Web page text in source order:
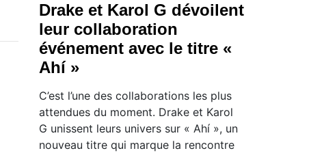
Drake et Karol G dévoilent
leur collaboration
événement avec le titre «
Ahí »
C’est l’une des collaborations les plus
attendues du moment. Drake et Karol
G unissent leurs univers sur « Ahí », un
nouveau titre qui marque la rencontre